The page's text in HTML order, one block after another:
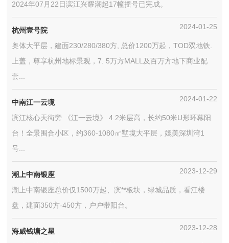
2024年07月22日滨江兴耀潮起17幢摇号已完成。
杭州壹号院 2024-01-25
奥体大平层，建面230/280/380方, 总价1200万起，TOD双地铁.
上盖，尊享杭州地标景观，7. 5万方MALL及百万方地下商业配
套...
中南江一云境 2024-01-22
滨江核心天街旁 《江一云境》 4.2米层高，长约50米U形环幕阳
台！全景围合小区，约360-1080㎡墅境大平层，媲美深圳湾1
号...
潮上中南银座 2023-12-29
潮上中南银座总价仅1500万起、滨**板块，绿城品质，看江楼
盘，建面350方-450方，户户带阳台。
海威钱塘之星 2023-12-28